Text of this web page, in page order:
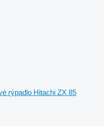
rýpadlo Hitachi ZX 85